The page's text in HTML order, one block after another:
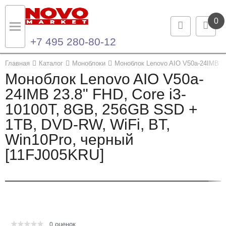
0
+7 495 280-80-12
Главная Каталог Моноблоки Моноблок Lenovo AIO V50a-24IMB
Моноблок Lenovo AIO V50a-
24IMB 23.8" FHD, Core i3-
10100T, 8GB, 256GB SSD +
1TB, DVD-RW, WiFi, BT,
Win10Pro, черный
[11FJ005KRU]
0 оценок
Назад
Каталог продукции
Ноутбуки и ультрабуки
Компьютеры
Моноблоки
Назад
Контакты
Контактная информация